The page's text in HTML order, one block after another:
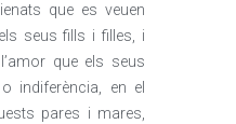
que es veuen
seus fills i filles, i
que els seus
indiferència, en el
pares i mares,